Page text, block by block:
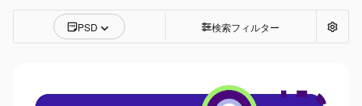
PSD 検索フィルター